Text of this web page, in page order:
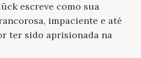
escreve como sua
impaciente e até
ter sido aprisionada na